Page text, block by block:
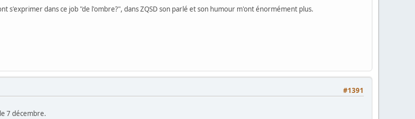
s'exprimer dans ce job "de l'ombre?", dans ZQSD son parlé et son humour m'ont énormément plus.
#1391
7 décembre.